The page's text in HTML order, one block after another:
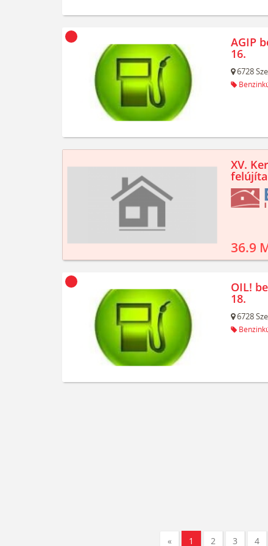
AGIP
16.
6728
XV.
36.9
OIL!
18.
6728
« 1 2 3 4